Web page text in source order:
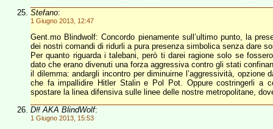
Stefano:
1 Giugno 2013, 12:47
Gent.mo Blindwolf: Concordo pienamente sull’ultimo punto, la
dei nostri comandi di ridurli a pura presenza simbolica senza dare
Per quanto riguarda i talebani, però ti darei ragione solo se
dato che erano divenuti una forza aggressiva contro gli stati
il dilemma: andargli incontro per diminuirne l’aggressività, opzione
che fa impallidire Hitler Stalin e Pol Pot. Oppure costringerli a
spostare la linea difensiva sulle linee delle nostre metropolitane,
D# AKA BlindWolf:
1 Giugno 2013, 15:53